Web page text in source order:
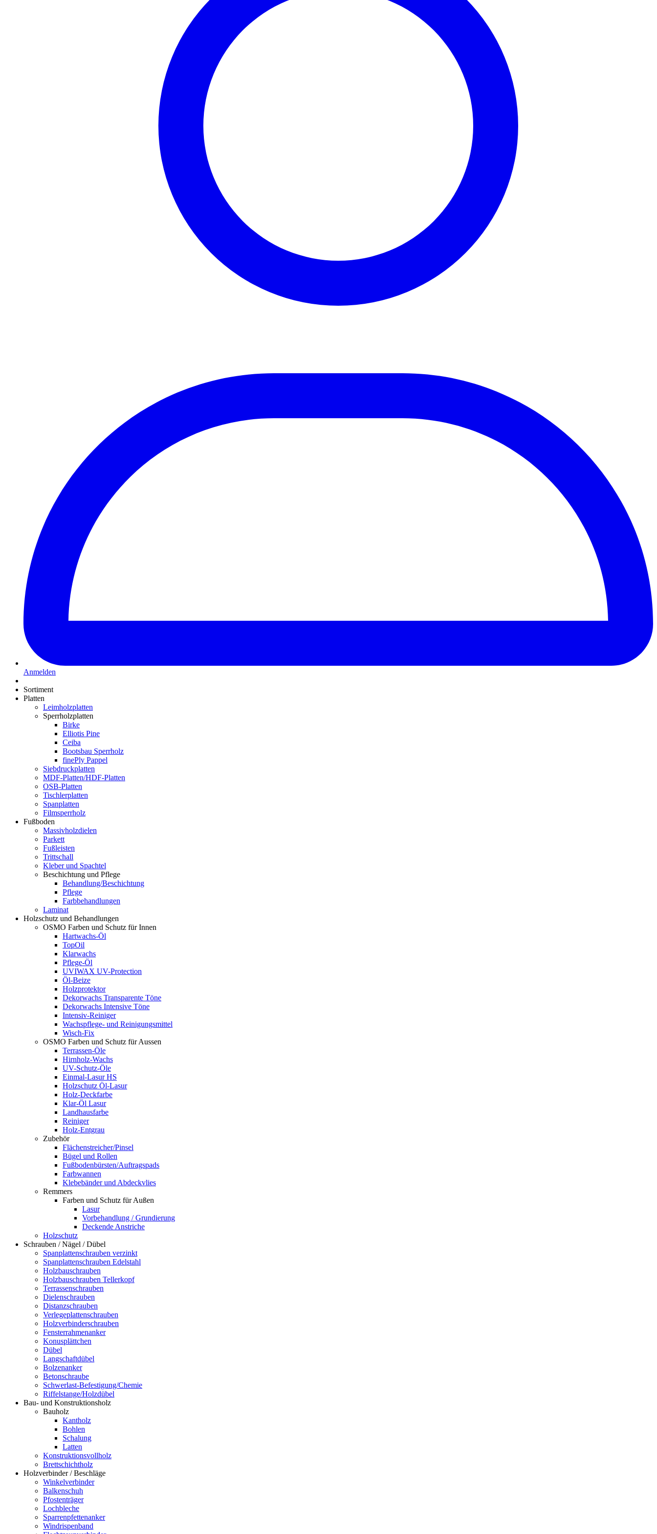
Anmelden
Sortiment
Platten
Leimholzplatten
Sperrholzplatten
Birke
Elliotis Pine
Ceiba
Bootsbau Sperrholz
finePly Pappel
Siebdruckplatten
MDF-Platten/HDF-Platten
OSB-Platten
Tischlerplatten
Spanplatten
Filmsperrholz
Fußboden
Massivholzdielen
Parkett
Fußleisten
Trittschall
Kleber und Spachtel
Beschichtung und Pflege
Behandlung/Beschichtung
Pflege
Farbbehandlungen
Laminat
Holzschutz und Behandlungen
OSMO Farben und Schutz für Innen
Hartwachs-Öl
TopOil
Klarwachs
Pflege-Öl
UVIWAX UV-Protection
Öl-Beize
Holzprotektor
Dekorwachs Transparente Töne
Dekorwachs Intensive Töne
Intensiv-Reiniger
Wachspflege- und Reinigungsmittel
Wisch-Fix
OSMO Farben und Schutz für Aussen
Terrassen-Öle
Hirnholz-Wachs
UV-Schutz-Öle
Einmal-Lasur HS
Holzschutz Öl-Lasur
Holz-Deckfarbe
Klar-Öl Lasur
Landhausfarbe
Reiniger
Holz-Entgrau
Zubehör
Flächenstreicher/Pinsel
Bügel und Rollen
Fußbodenbürsten/Auftragspads
Farbwannen
Klebebänder und Abdeckvlies
Remmers
Farben und Schutz für Außen
Lasur
Vorbehandlung / Grundierung
Deckende Anstriche
Holzschutz
Schrauben / Nägel / Dübel
Spanplattenschrauben verzinkt
Spanplattenschrauben Edelstahl
Holzbauschrauben
Holzbauschrauben Tellerkopf
Terrassenschrauben
Dielenschrauben
Distanzschrauben
Verlegeplattenschrauben
Holzverbinderschrauben
Fensterrahmenanker
Konusplättchen
Dübel
Langschaftdübel
Bolzenanker
Betonschraube
Schwerlast-Befestigung/Chemie
Riffelstange/Holzdübel
Bau- und Konstruktionsholz
Bauholz
Kantholz
Bohlen
Schalung
Latten
Konstruktionsvollholz
Brettschichtholz
Holzverbinder / Beschläge
Winkelverbinder
Balkenschuh
Pfostenträger
Lochbleche
Sparrenpfettenanker
Windrispenband